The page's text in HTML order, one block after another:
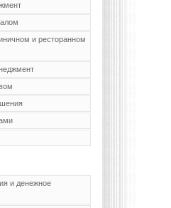
и ресторанном
и денежное